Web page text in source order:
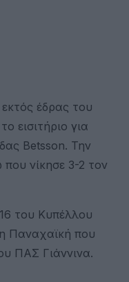
έδρας του
εισιτήριο για
Betsson. Την
νίκησε 3-2 τον
του Κυπέλλου
Παναχαϊκή που
ΠΑΣ Γιάννινα.